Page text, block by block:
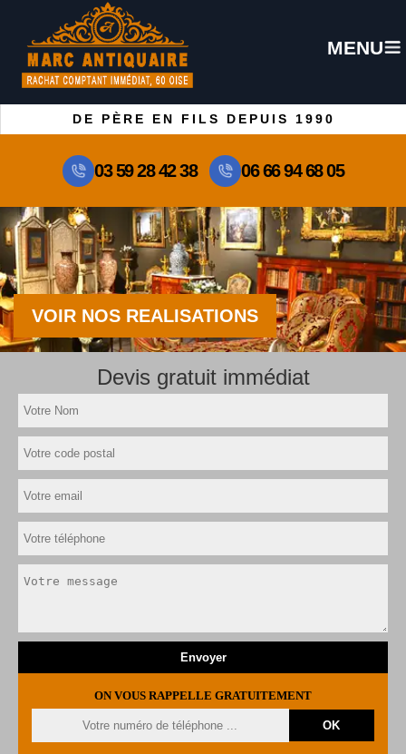
MENU
DE PÈRE EN FILS DEPUIS 1990
03 59 28 42 38 06 66 94 68 05
VOIR NOS REALISATIONS
Devis gratuit immédiat
ON VOUS RAPPELLE GRATUITEMENT